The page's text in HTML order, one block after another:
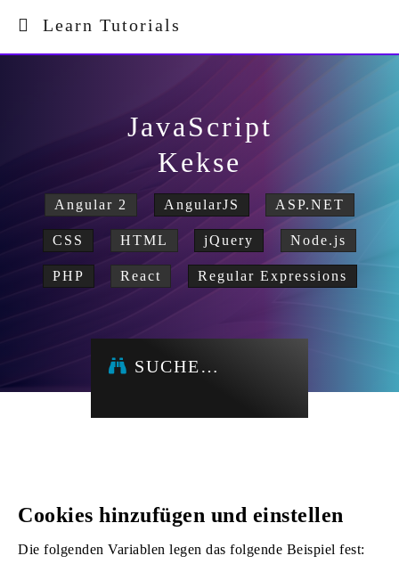
Learn Tutorials
JavaScript
Kekse
Angular 2 AngularJS ASP.NET
CSS HTML jQuery Node.js
PHP React Regular Expressions
SUCHE…
Cookies hinzufügen und einstellen
Die folgenden Variablen legen das folgende Beispiel fest: